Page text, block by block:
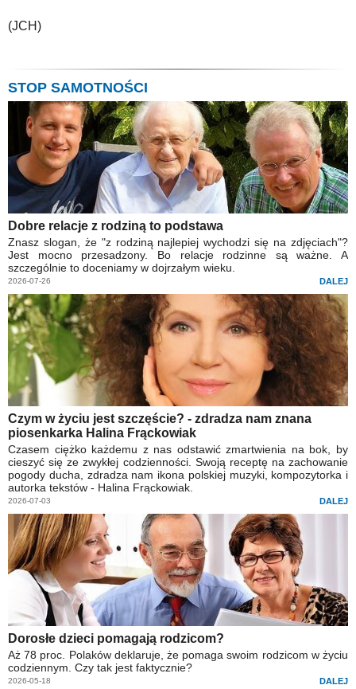
(JCH)
STOP SAMOTNOŚCI
Dobre relacje z rodziną to podstawa
Znasz slogan, że "z rodziną najlepiej wychodzi się na zdjęciach"?
Jest mocno przesadzony. Bo relacje rodzinne są ważne. A
szczególnie to doceniamy w dojrzałym wieku.
2026-07-26 DALEJ
Czym w życiu jest szczęście? - zdradza nam znana
piosenkarka Halina Frąckowiak
Czasem ciężko każdemu z nas odstawić zmartwienia na bok, by
cieszyć się ze zwykłej codzienności. Swoją receptę na zachowanie
pogody ducha, zdradza nam ikona polskiej muzyki, kompozytorka i
autorka tekstów - Halina Frąckowiak.
2026-07-03 DALEJ
Dorosłe dzieci pomagają rodzicom?
Aż 78 proc. Polaków deklaruje, że pomaga swoim rodzicom w życiu
codziennym. Czy tak jest faktycznie?
2026-05-18 DALEJ